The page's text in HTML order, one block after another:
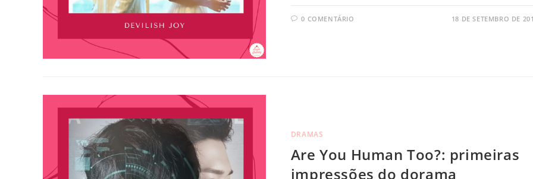
0 COMENTÁRIO 18 DE SETEMBRO DE
DRAMAS
Are You Human Too?: primeiras
impressões do dorama